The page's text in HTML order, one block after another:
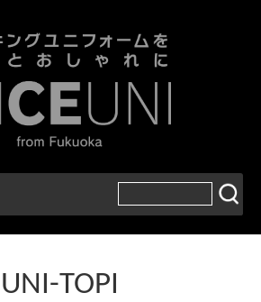
UNI-TOPI